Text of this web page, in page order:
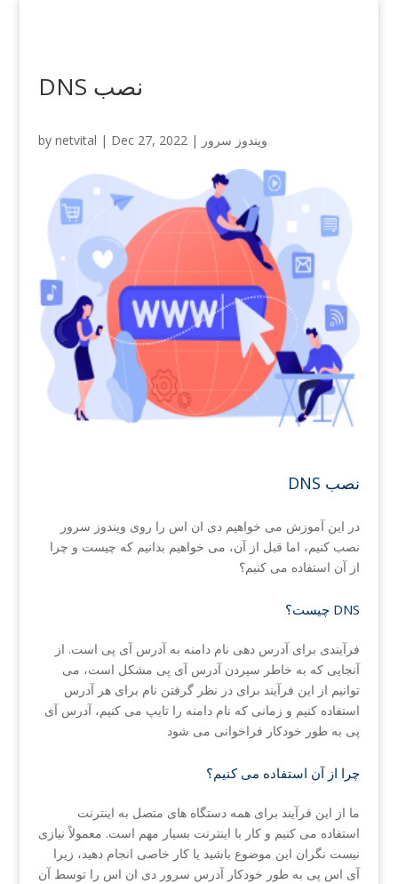
DNS نصب
by netvital | Dec 27, 2022| ویندوز سرور
DNS نصب
در این آموزش می خواهیم دی ان اس را روی ویندوز سرور
نصب کنیم، اما قبل از آن، می خواهیم بدانیم که چیست و چرا
از آن استفاده می کنیم؟
چیست؟ DNS
فرآیندی برای آدرس دهی نام دامنه به آدرس آی پی است. از
آنجایی که به خاطر سپردن آدرس آی پی مشکل است، می
توانیم از این فرآیند برای در نظر گرفتن نام برای هر آدرس
استفاده کنیم و زمانی که نام دامنه را تایپ می کنیم، آدرس آی
پی به طور خودکار فراخوانی می شود
چرا از آن استفاده می کنیم؟
ما از این فرآیند برای همه دستگاه های متصل به اینترنت
استفاده می کنیم و کار با اینترنت بسیار مهم است. معمولاً نیازی
نیست نگران این موضوع باشید یا کار خاصی انجام دهید، زیرا
آی اس پی به طور خودکار آدرس سرور دی ان اس را توسط آن